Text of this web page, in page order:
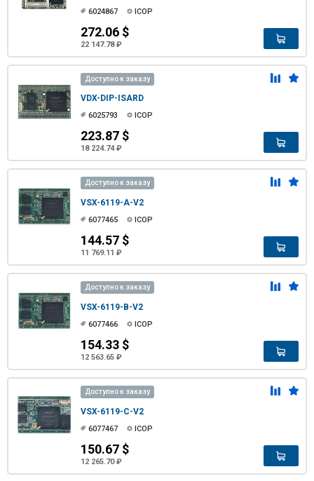
6024867 ICOP
272.06 $
22 147.78 ₽
Доступно к заказу
VDX-DIP-ISARD
6025793 ICOP
223.87 $
18 224.74 ₽
Доступно к заказу
VSX-6119-A-V2
6077465 ICOP
144.57 $
11 769.11 ₽
Доступно к заказу
VSX-6119-B-V2
6077466 ICOP
154.33 $
12 563.65 ₽
Доступно к заказу
VSX-6119-C-V2
6077467 ICOP
150.67 $
12 265.70 ₽